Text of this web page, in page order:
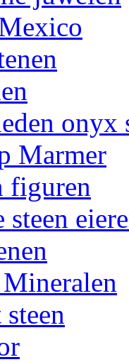
onyx
Marmer
figuren